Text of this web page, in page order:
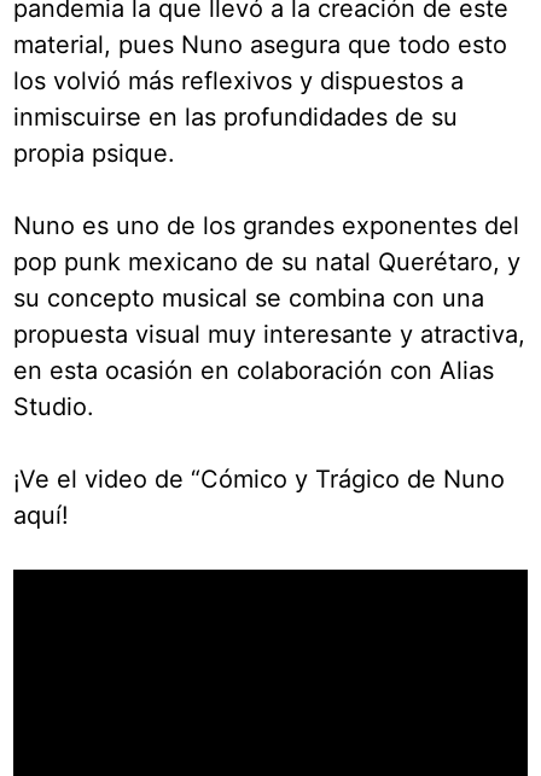
pandemia la que llevó a la creación de este
material, pues Nuno asegura que todo esto
los volvió más reflexivos y dispuestos a
inmiscuirse en las profundidades de su
propia psique.
Nuno es uno de los grandes exponentes del
pop punk mexicano de su natal Querétaro, y
su concepto musical se combina con una
propuesta visual muy interesante y atractiva,
en esta ocasión en colaboración con Alias
Studio.
¡Ve el video de “Cómico y Trágico de Nuno
aquí!